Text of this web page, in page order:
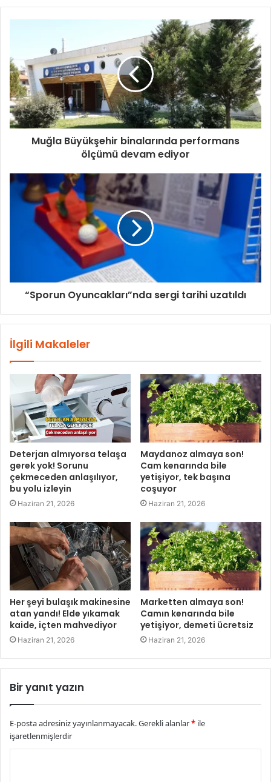
Muğla Büyükşehir binalarında performans
ölçümü devam ediyor
“Sporun Oyuncakları”nda sergi tarihi uzatıldı
İlgili Makaleler
Deterjan almıyorsa telaşa
gerek yok! Sorunu
çekmeceden anlaşılıyor,
bu yolu izleyin
Haziran 21, 2026
Maydanoz almaya son!
Cam kenarında bile
yetişiyor, tek başına
coşuyor
Haziran 21, 2026
Her şeyi bulaşık makinesine
atan yandı! Elde yıkamak
kaide, içten mahvediyor
Haziran 21, 2026
Marketten almaya son!
Camın kenarında bile
yetişiyor, demeti ücretsiz
Haziran 21, 2026
Bir yanıt yazın
E-posta adresiniz yayınlanmayacak.Gerekli alanlar* ile
işaretlenmişlerdir